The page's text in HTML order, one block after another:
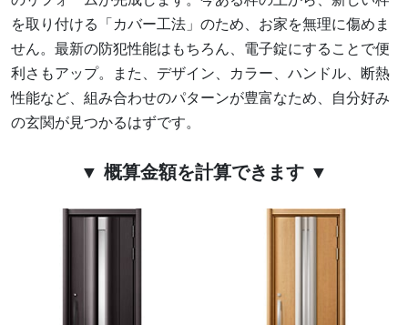
を取り付ける「カバー工法」のため、お家を無理に傷めま
せん。最新の防犯性能はもちろん、電子錠にすることで便
利さもアップ。また、デザイン、カラー、ハンドル、断熱
性能など、組み合わせのパターンが豊富なため、自分好み
の玄関が見つかるはずです。
▼ 概算金額を計算できます ▼